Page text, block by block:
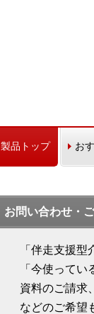
製品トップ お
お問い合わせ・
「伴走支援
「今使って
資料のご請求
などのご希望